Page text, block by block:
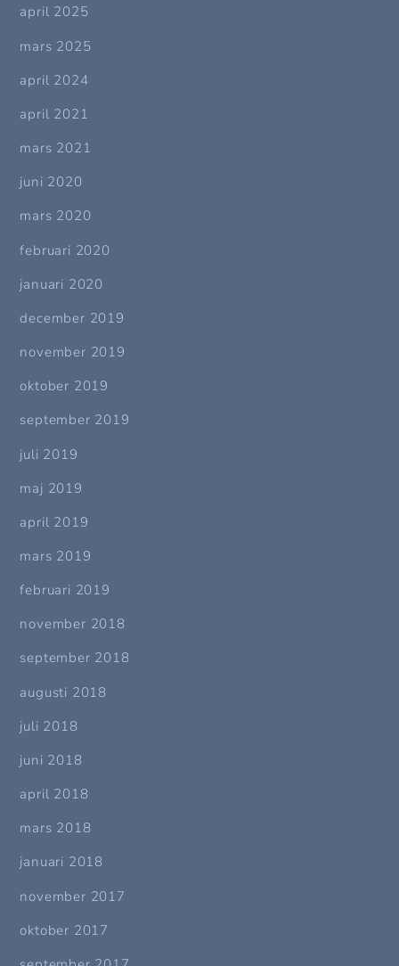
april 2025
mars 2025
april 2024
april 2021
mars 2021
juni 2020
mars 2020
februari 2020
januari 2020
december 2019
november 2019
oktober 2019
september 2019
juli 2019
maj 2019
april 2019
mars 2019
februari 2019
november 2018
september 2018
augusti 2018
juli 2018
juni 2018
april 2018
mars 2018
januari 2018
november 2017
oktober 2017